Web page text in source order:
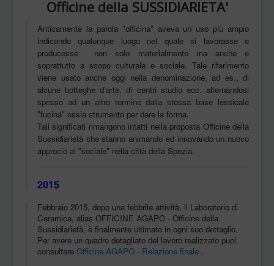
Officine della SUSSIDIARIETA'
Anticamente la parola "officina" aveva un uso più ampio
indicando qualunque luogo nel quale si lavorasse e
producesse non solo materialmente ma anche e
soprattutto a scopo culturale e sociale. Tale riferimento
viene usato anche oggi nella denominazione, ad es., di
alcune botteghe d'arte, di centri studio ecc. alternandosi
spesso ad un altro termine dalla stessa base lessicale
"fucina" ossia strumento per dare la forma.
Tali significati rimangono intatti nella proposta Officine della
Sussidiarietà che stanno animando ed innovando un nuovo
approcio al "sociale" nella città della Spezia.
2015
Febbraio 2015, dopo una febbrile attività, il Laboratorio di
Ceramica, alias OFFICINE AGAPO - Officine della
Sussidiarietà, è finalmente ultimato in ogni suo dettaglio.
Per avere un quadro detagliato del lavoro realizzato puoi
consultare Officine AGAPO - Relazione finale